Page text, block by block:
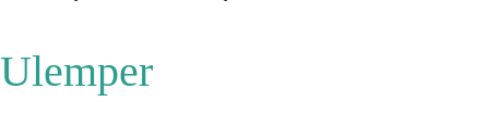
Ulemper